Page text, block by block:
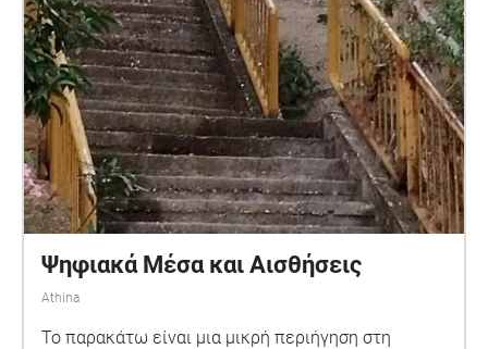
Ψηφιακά Μέσα και Αισθήσεις
Athina
Το παρακάτω είναι μια μικρή περιήγηση στη